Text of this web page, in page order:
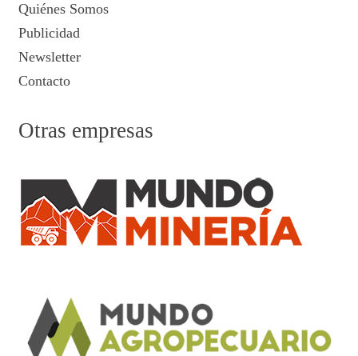
Quiénes Somos
Publicidad
Newsletter
Contacto
Otras empresas